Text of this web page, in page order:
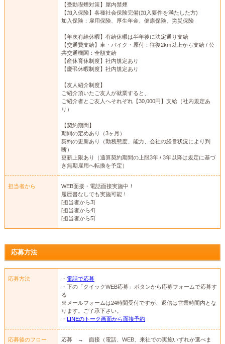
【受動喫煙対策】屋内禁煙
【加入保険】各種社会保険完備(加入要件を満たした方)
加入保険：雇用保険、厚生年金、健康保険、労災保険
【年次有給休暇】有給休暇は半年後に法定通り支給
【交通費支給】車・バイク・原付：往復2km以上から支給 / 公
共交通機関：全額支給
【産休育休制度】社内規定あり
【慶弔休暇制度】社内規定あり
【友人紹介制度】
ご紹介頂いたご友人が就業すると、
ご紹介者とご友人へそれぞれ【30,000円】支給（社内規定あ
り）
【契約期間】
期間の定めあり（3ヶ月）
契約の更新あり（勤務態度、能力、会社の経営状況により判
断）
更新上限あり（通算契約期間の上限3年 / 3年以降は規定に基づ
き無期雇用へ転換を予定）
担当者から
WEB面接・電話面接実施中！
履歴書なしでも実施可能！
[担当者から3]
[担当者から4]
[担当者から5]
応募方法
応募方法 ・ 電話で応募
・下の「クイックWEB応募」ボタンから応募フォームで応募す
る
※メールフォームは24時間受付ですが、返信は営業時間内とな
ります。ご了承下さい。
・ LINEのトーク画面から面接予約
応募後のフロー
応募 → 面接（電話、WEB、来社での実施いずれか選べま